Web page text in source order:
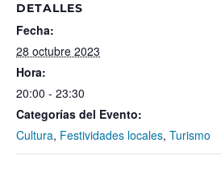
DETALLES
Fecha:
28 octubre 2023
Hora:
20:00 - 23:30
Categorías del Evento:
Cultura, Festividades locales, Turismo